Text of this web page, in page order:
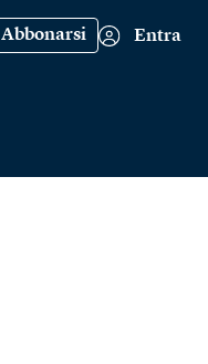
Abbonarsi Entra